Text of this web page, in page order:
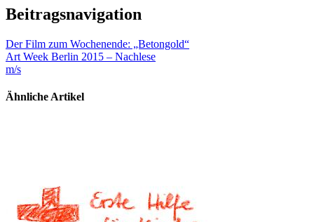
Beitragsnavigation
Der Film zum Wochenende: „Betongold“
Art Week Berlin 2015 – Nachlese
m/s
Ähnliche Artikel